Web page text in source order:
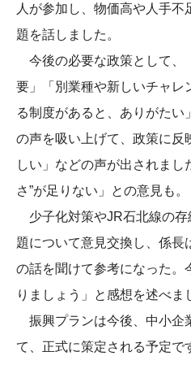
人が参加し、物価高や人手
題を話しました。
今後の必要な政策として、
要」「別業種や新しいチャレ
る制度があると、ありがたい
の声を吸い上げて、政策に反
しい」などの声が出されまし
さ”が足りない」との意見も。
少子化対策やJR石北線の存
題について意見交換し、係長
の話を聞けて参考になった。
りましょう」と感想を述べま
振興プランは今後、中小企
て、正式に策定される予定で